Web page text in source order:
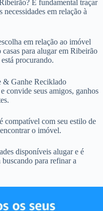
É fundamental traçar
em relação à
em relação ao imóvel
para alugar em Ribeirão
procurando.
Ganhe Reciklado
convide seus amigos, ganhos
compatível com seu estilo de
o imóvel.
disponíveis alugar e é
buscando para refinar a